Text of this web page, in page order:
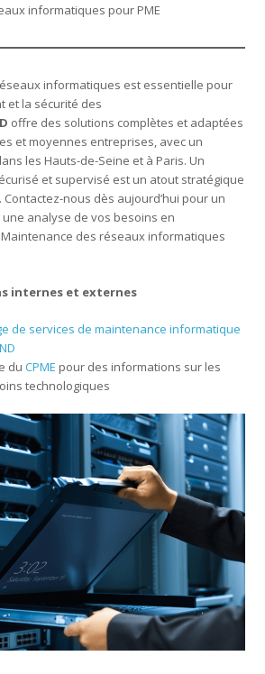
informatiques pour PME
informatiques est essentielle pour
et la sécurité des
offre des solutions complètes et adaptées
et moyennes entreprises, avec un
les Hauts-de-Seine et à Paris. Un
et supervisé est un atout stratégique
nous dès aujourd’hui pour un
analyse de vos besoins en
des réseaux informatiques
internes et externes
de services de maintenance informatique
duCPME pour des informations sur les
technologiques